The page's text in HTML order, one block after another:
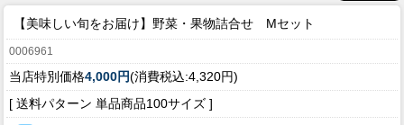
【美味しい旬をお届け】 野菜・果物詰合せ Mセット
0006961
当店特別価格4,000円(消費税込:4,320円)
[ 送料パターン 単品商品100サイズ ]